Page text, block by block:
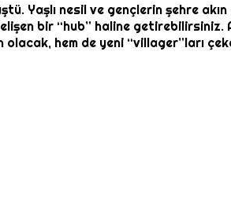
Yaşlı nesil ve gençlerin şehre
bir “hub” haline
hem de yeni “villager”ları